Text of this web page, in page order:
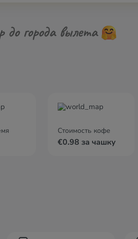
до города вылета
Стоимость кофе
€0.98 за чашку